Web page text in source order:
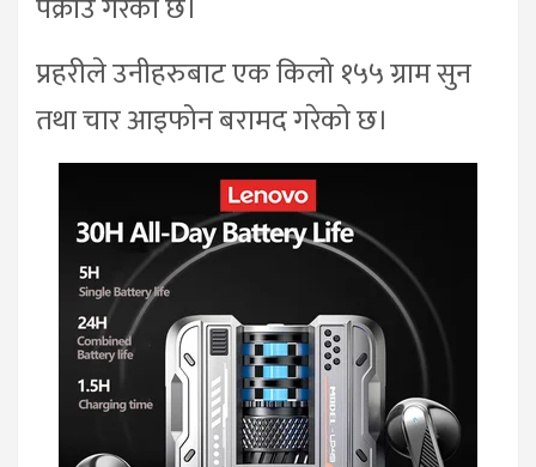
पक्राउ गरेको छ।
प्रहरीले उनीहरुबाट एक किलो १५५ ग्राम सुन
तथा चार आइफोन बरामद गरेको छ।